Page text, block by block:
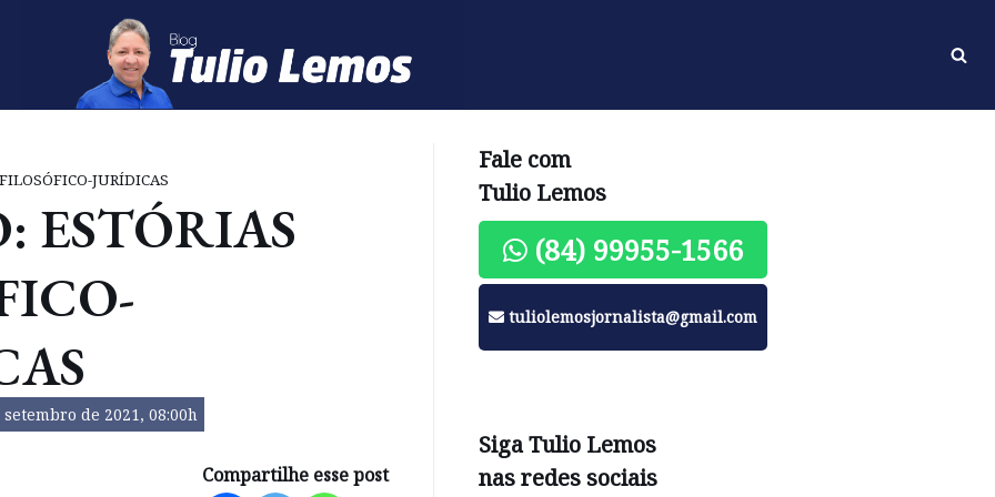
JURÍDICAS
ESTÓRIAS
setembro de 2021, 08:00h
Compartilhe esse post
Fale com
Tulio Lemos
(84) 99955-1566
tuliolemosjornalista@gmail.com
Siga Tulio Lemos
nas redes sociais